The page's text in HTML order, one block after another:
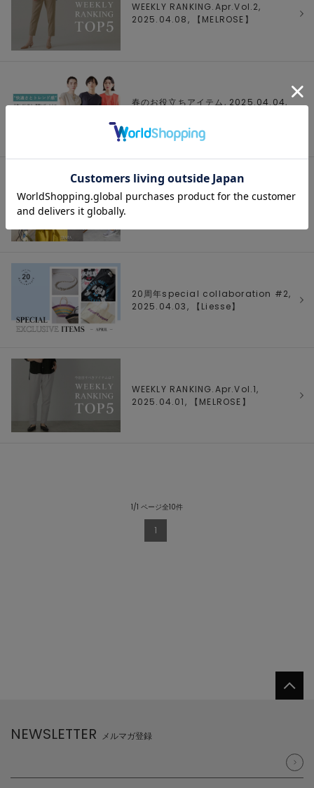
WEEKLY RANKING.Apr.Vol.2,
2025.04.08, 【 MELROSE 】
春のお役立ちアイテム, 2025.04.04,
【TIARA】Easy care, 2025.04.04,
20周年special collaboration #2,
2025.04.03, 【 Liesse】
WEEKLY RANKING.Apr.Vol.1,
2025.04.01, 【 MELROSE 】
1/1 ページ全10件
1
NEWSLETTER メルマガ登録